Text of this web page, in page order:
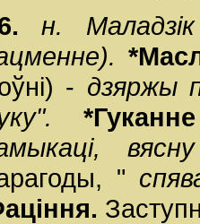
н.
- дзяржы
"